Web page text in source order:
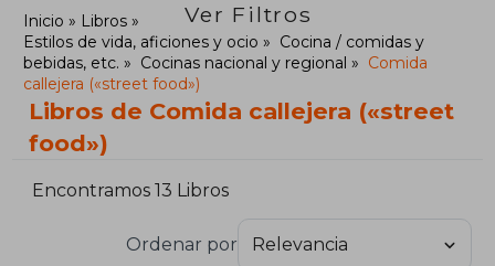
Ver Filtros
Inicio
Libros
Estilos de vida, aficiones y ocio
Cocina / comidas y
bebidas, etc.
Cocinas nacional y regional
Comida
callejera («street food»)
Libros de Comida callejera («street
food»)
Encontramos 13 Libros
Ordenar por